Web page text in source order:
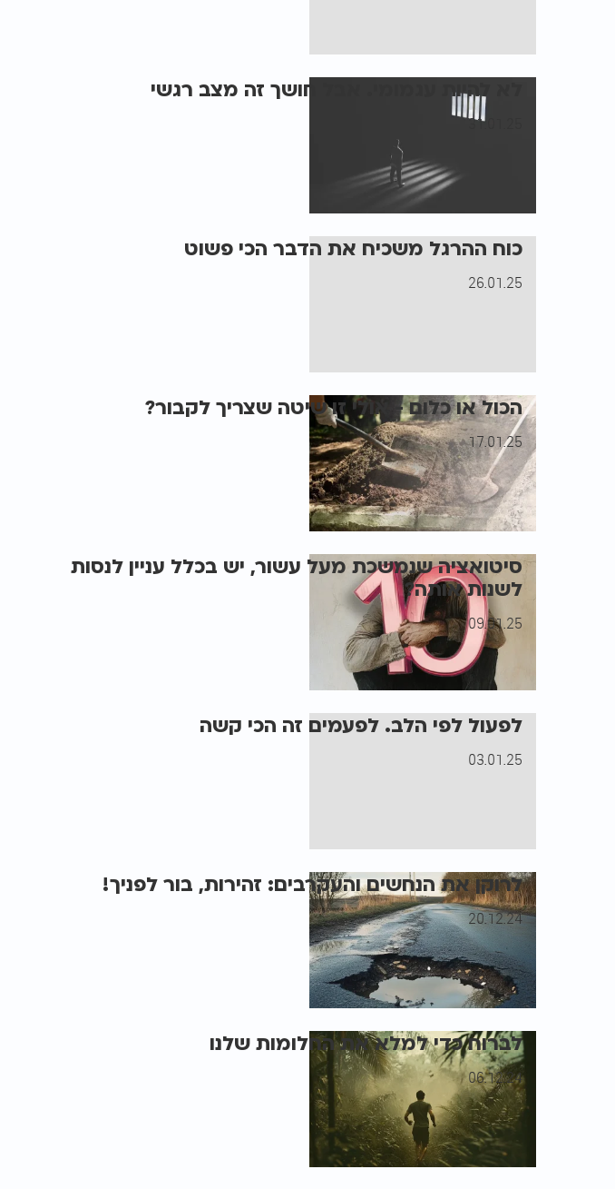
לא להיות עגמומי. אבל חושך זה מצב רגשי
31.01.25
כוח ההרגל משכיח את הדבר הכי פשוט
26.01.25
הכול או כלום - אולי זו שיטה שצריך לקבור?
17.01.25
סיטואציה שנמשכת מעל עשור, יש בכלל עניין לנסות
לשנות אותה?
09.01.25
לפעול לפי הלב. לפעמים זה הכי קשה
03.01.25
לרוקן את הנחשים והעקרבים: זהירות, בור לפניך!
20.12.24
לברוח כדי למלא את החלומות שלנו
06.12.24